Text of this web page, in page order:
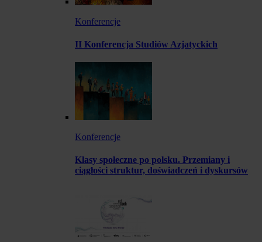
Konferencje
II Konferencja Studiów Azjatyckich
Konferencje
Klasy społeczne po polsku. Przemiany i
ciągłości struktur, doświadczeń i dyskursów